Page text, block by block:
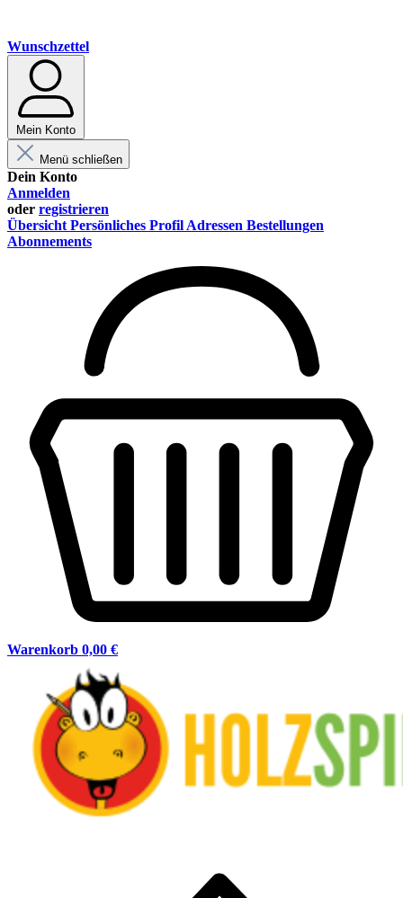
Wunschzettel
Mein Konto
Menü schließen
Dein Konto
Anmelden
oder registrieren
Übersicht Persönliches Profil Adressen Bestellungen
Abonnements
Warenkorb 0,00 €